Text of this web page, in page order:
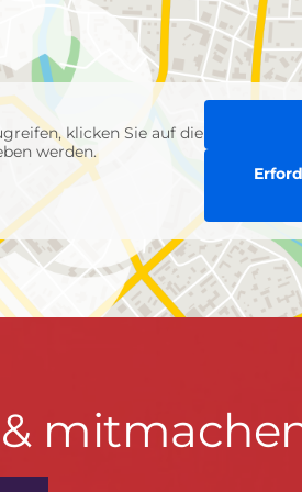
klicken Sie auf die
werden.